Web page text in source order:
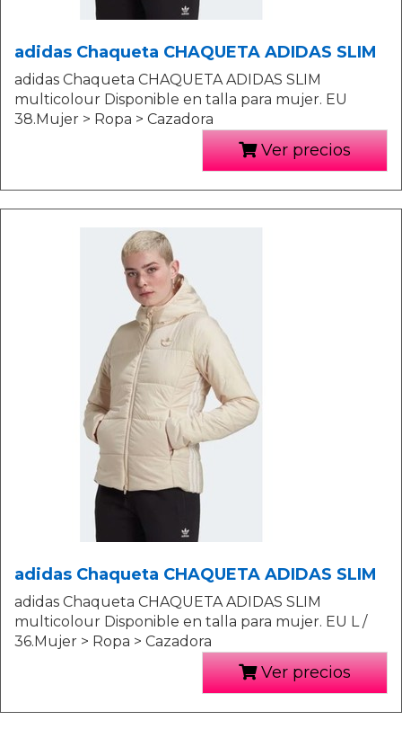
adidas Chaqueta CHAQUETA ADIDAS SLIM
adidas Chaqueta CHAQUETA ADIDAS SLIM
multicolour Disponible en talla para mujer. EU
38.Mujer > Ropa > Cazadora
Ver precios
adidas Chaqueta CHAQUETA ADIDAS SLIM
adidas Chaqueta CHAQUETA ADIDAS SLIM
multicolour Disponible en talla para mujer. EU L /
36.Mujer > Ropa > Cazadora
Ver precios